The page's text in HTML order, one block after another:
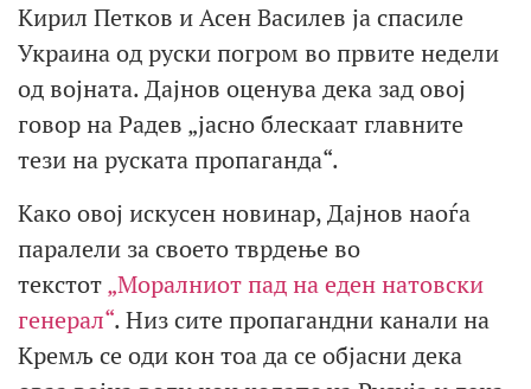
Кирил Петков и Асен Василев ја спасиле
Украина од руски погром во првите недели
од војната. Дајнов оценува дека зад овој
говор на Радев „јасно блескаат главните
тези на руската пропаганда“.
Како овој искусен новинар, Дајнов наоѓа
паралели за своето тврдење во
текстот„Моралниот пад на еден натовски
генерал“. Низ сите пропагандни канали на
Кремљ се оди кон тоа да се објасни дека